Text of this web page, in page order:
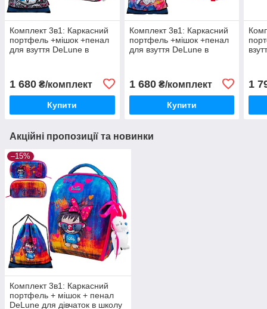
Комплект 3в1: Каркасний
портфель +мішок +пенал
для взуття DeLune в
1 680 ₴/комплект
Купити
Комплект 3в1: Каркасний
портфель +мішок +пенал
для взуття DeLune в
1 680₴/комплект
Купити
1
Акційні пропозиції та новинки
–15%
Комплект 3в1: Каркасний
портфель + мішок + пенал
DeLune для дівчаток в школу